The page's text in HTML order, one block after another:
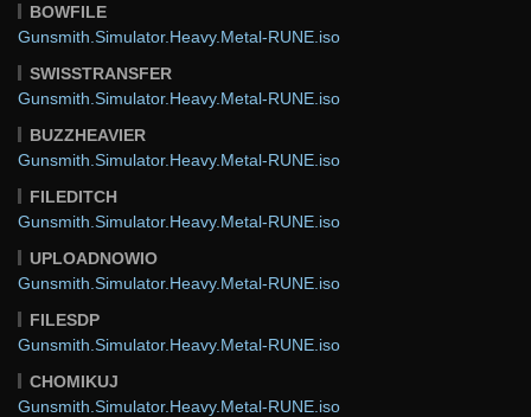
BOWFILE
Gunsmith.Simulator.Heavy.Metal-RUNE.iso
SWISSTRANSFER
Gunsmith.Simulator.Heavy.Metal-RUNE.iso
BUZZHEAVIER
Gunsmith.Simulator.Heavy.Metal-RUNE.iso
FILEDITCH
Gunsmith.Simulator.Heavy.Metal-RUNE.iso
UPLOADNOWIO
Gunsmith.Simulator.Heavy.Metal-RUNE.iso
FILESDP
Gunsmith.Simulator.Heavy.Metal-RUNE.iso
CHOMIKUJ
Gunsmith.Simulator.Heavy.Metal-RUNE.iso